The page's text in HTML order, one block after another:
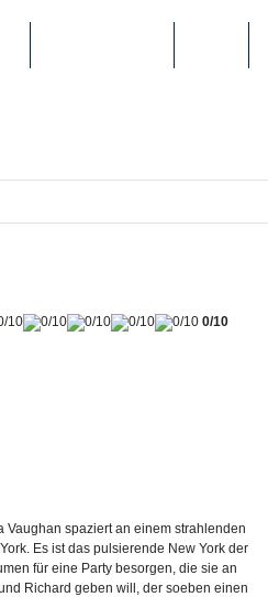
0/10
Vaughan spaziert an einem strahlenden
Es ist das pulsierende New York der
für eine Party besorgen, die sie an
Richard geben will, der soeben einen